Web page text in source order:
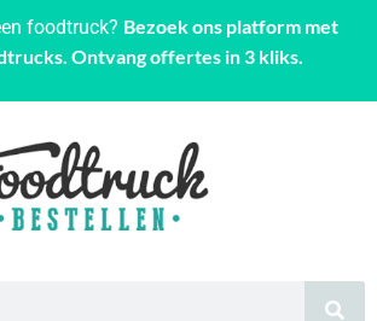
foodtruck? Bezoek ons platform met
Ontvang offertes in 3 kliks.